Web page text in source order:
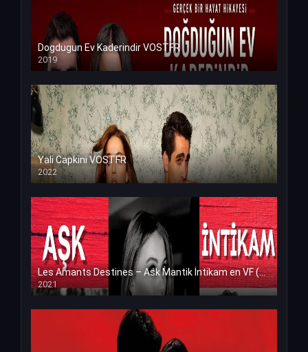
Dogdugun Ev Kaderindir VOSTFR
2019
Yali Capkini VOSTFR
2022
Les Amants Destines – Ask Mantik İntikam en VF (Voix Francaise)
2021